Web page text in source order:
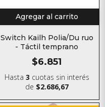
Agregar al carrito
Switch Kailh Polia/Du ruo
- Táctil temprano
$6.851
Hasta 3 cuotas sin interés
de $2.686,67